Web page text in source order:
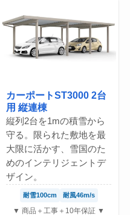
カーポートST3000 2台
用 縦連棟
縦列2台を1mの積雪から
守る。限られた敷地を最
大限に活かす、雪国のた
めのインテリジェントデ
ザイン。
耐雪100cm 耐風46m/s
▼ 商品＋工事＋10年保証 ▼